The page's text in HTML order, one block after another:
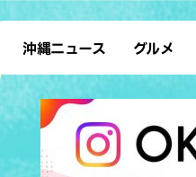
沖縄ニュース グルメ
ラーメン
テイクアウ
すし・魚料理